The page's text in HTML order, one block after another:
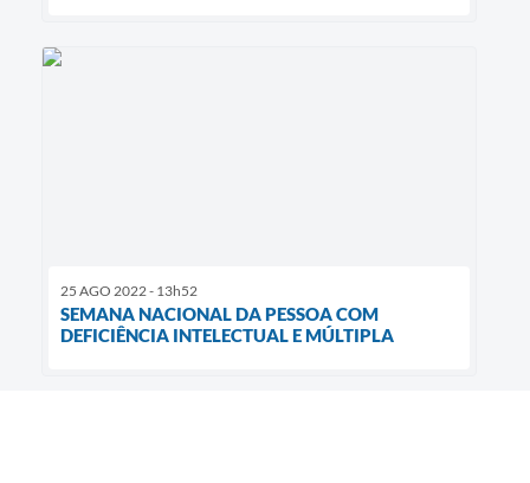
25 AGO 2022 - 13h52
SEMANA NACIONAL DA PESSOA COM
DEFICIÊNCIA INTELECTUAL E MÚLTIPLA